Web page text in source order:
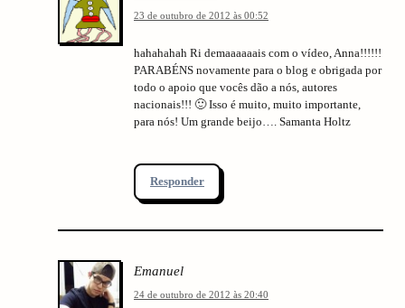
23 de outubro de 2012 às 00:52
hahahahah Ri demaaaaaais com o vídeo, Anna!!!!!!
PARABÉNS novamente para o blog e obrigada por
todo o apoio que vocês dão a nós, autores
nacionais!!! 🙂 Isso é muito, muito importante,
para nós! Um grande beijo…. Samanta Holtz
Responder
Emanuel
24 de outubro de 2012 às 20:40